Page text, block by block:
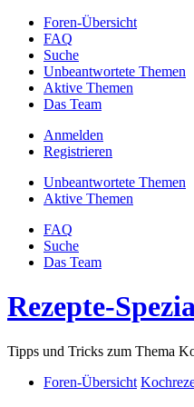
Foren-Übersicht
FAQ
Suche
Unbeantwortete Themen
Aktive Themen
Das Team
Anmelden
Registrieren
Unbeantwortete Themen
Aktive Themen
FAQ
Suche
Das Team
Rezepte-
Tipps und Tricks zum Thema
Foren-Übersicht